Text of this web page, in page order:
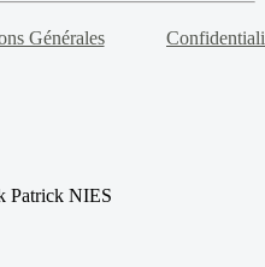
Générales
Patrick NIES